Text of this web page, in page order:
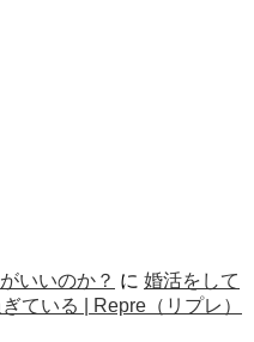
いいのか？ に 婚活をして
ている | Repre（リプレ）